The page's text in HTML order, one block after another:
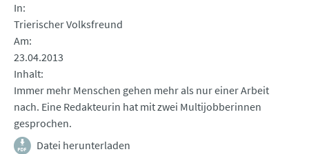
In
Trierischer Volksfreund
Am
23.04.2013
Inhalt
Immer mehr Menschen gehen mehr als nur einer Arbeit
nach. Eine Redakteurin hat mit zwei Multijobberinnen
gesprochen.
Datei herunterladen